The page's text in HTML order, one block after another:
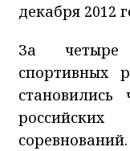
декабря 2012
За четыре
спортивных